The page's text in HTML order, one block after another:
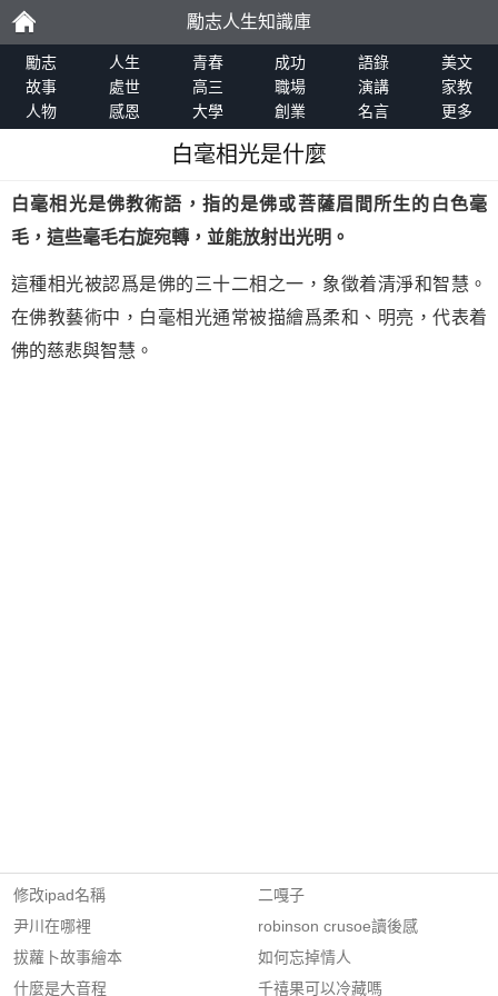
勵
志
勵志人生知識庫
勵志 人生 青春 成功 語錄
美文
故事
處世 高三 職場 演講
家教
人物
感恩 大學 創業 名言 更多
白毫相光是什麼
白毫相光是佛教術語，指的是佛或菩薩眉間所生的白色毫
毛，這些毫毛右旋宛轉，並能放射出光明。
這種相光被認爲是佛的三十二相之一，象徵着清淨和智慧。
在佛教藝術中，白毫相光通常被描繪爲柔和、明亮，代表着
佛的慈悲與智慧。
修改ipad名稱
尹川在哪裡
拔蘿卜故事繪本
什麼是大音程
二嘎子
robinson crusoe讀後感
如何忘掉情人
千禧果可以冷藏嗎